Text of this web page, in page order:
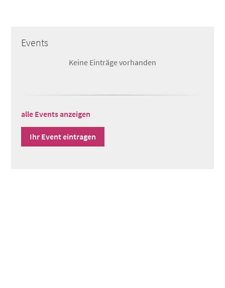
Events
Keine Einträge vorhanden
alle Events anzeigen
Ihr Event eintragen